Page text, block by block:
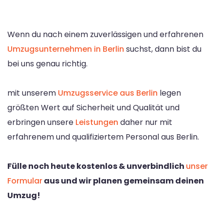
Wenn du nach einem zuverlässigen und erfahrenen
Umzugsunternehmen in Berlin suchst, dann bist du
bei uns genau richtig.
mit unserem Umzugsservice aus Berlin legen
größten Wert auf Sicherheit und Qualität und
erbringen unsere Leistungen daher nur mit
erfahrenem und qualifiziertem Personal aus Berlin.
Fülle noch heute kostenlos & unverbindlich unser
Formularaus und wir planen gemeinsam deinen
Umzug!